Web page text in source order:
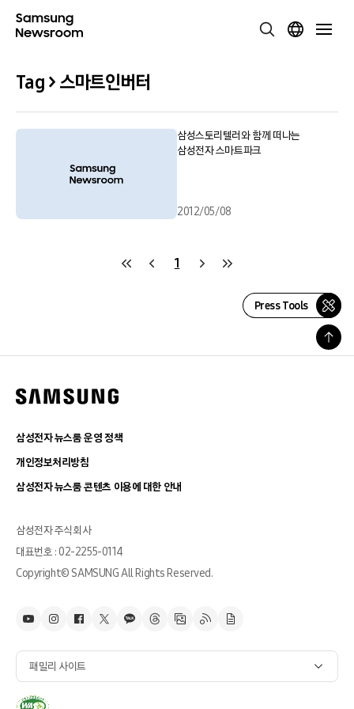
Tag > 스마트인버터
삼성스토리텔러와 함께 떠나는
삼성전자 스마트파크
2012/05/08
1
Press Tools
삼성전자 뉴스룸 운영 정책
개인정보처리방침
삼성전자 뉴스룸 콘텐츠 이용에 대한 안내
삼성전자 주식회사
대표번호 : 02-2255-0114
Copyright© SAMSUNG All Rights Reserved.
패밀리 사이트